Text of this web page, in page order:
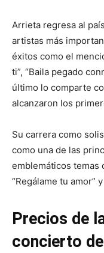
Arrieta regresa al
artistas más
éxitos como el
ti”, “Baila pegado
último lo comparte
alcanzaron los
Su carrera como
como una de las
emblemáticos temas
“Regálame tu amor”
Precios de
concierto